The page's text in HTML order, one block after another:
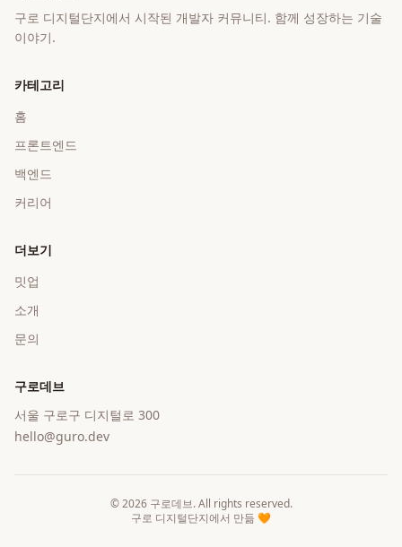
구로 디지털단지에서 시작된 개발자 커뮤니티. 함께 성장하는 기술
이야기.
카테고리
홈
프론트엔드
백엔드
커리어
더보기
밋업
소개
문의
구로데브
서울 구로구 디지털로 300
hello@guro.dev
©2026 구로데브. All rights reserved.
구로 디지털단지에서 만듦 🧡